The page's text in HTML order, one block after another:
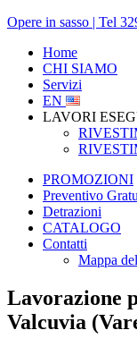
Opere in sasso | Tel
Home
CHI SIAMO
Servizi
EN
LAVORI
PROMOZIONI
Preventivo
Detrazioni
CATALOGO
Contatti
Mappa
Lavorazione
Valcuvia